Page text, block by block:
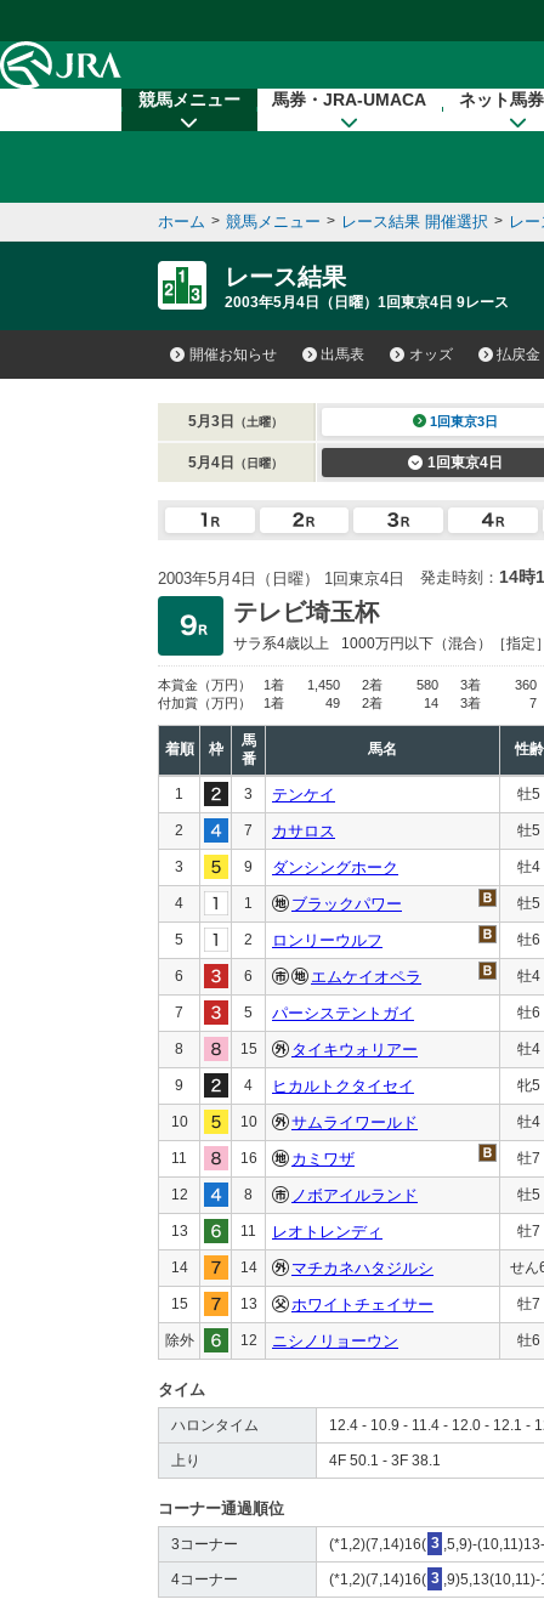
競馬メニュー 馬券・JRA-UMACA ネット馬
ホーム > 競馬メニュー > レース結果 開催選択 > レ
レース結果
2003年5月4日（日曜）1回東京4日 9レース
開催お知らせ 出馬表 オッズ 払戻金
5月3日 （土曜） 1回東京3日
5月4日 （日曜） 1回東京4日
2003年5月4日（日曜） 1回東京4日 発走時刻： 14時
テレビ埼玉杯
サラ系4歳以上 1000万円以下 （混合）［指定
本賞金 （万円） 1着 1,450 2着 580 3着
360
付加賞 （万円） 1着 49 2着 14 3着 7
着順 枠
馬
番
馬名 性齢
1 3 テンケイ 牡5
2 7 カサロス 牡5
3 9 ダンシングホーク 牡4
4 1 ブラックパワー 牡5
5 2 ロンリーウルフ 牡6
6 6 エムケイオペラ 牡4
7 5 パーシステントガイ 牡6
8 15 タイキウォリアー 牡4
9 4 ヒカルトクタイセイ 牝5
10 10 サムライワールド 牡4
11 16 カミワザ 牡7
12 8 ノボアイルランド 牡5
13 11 レオトレンディ 牡7
14 14 マチカネハタジルシ せん
15 13 ホワイトチェイサー 牡7
除外 12 ニシノリョーウン 牡6
タイム
ハロンタイム 12.4 - 10.9 - 11.4 - 12.0 - 12.1 -
上り 4F 50.1 - 3F 38.1
コーナー通過順位
3コーナー (*1,2)(7,14)16( 3 ,5,9)-
4コーナー (*1,2)(7,14)16( 3